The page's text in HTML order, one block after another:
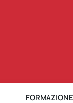
FORMAZIONE